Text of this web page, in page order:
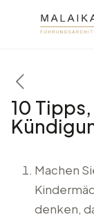
10
Machen
denken,